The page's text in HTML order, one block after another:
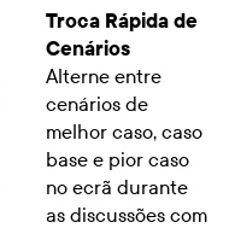
Troca Rápida de
Cenários
Alterne entre
cenários de
melhor caso, caso
base e pior caso
no ecrã durante
as discussões com